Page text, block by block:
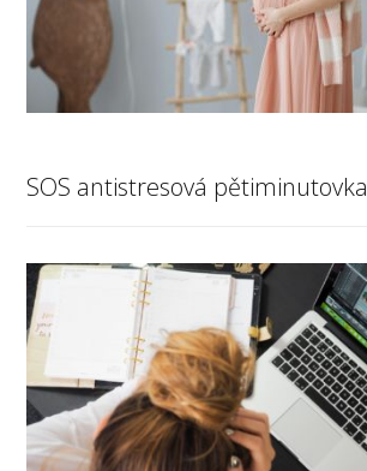
SOS antistresová pětiminutovka